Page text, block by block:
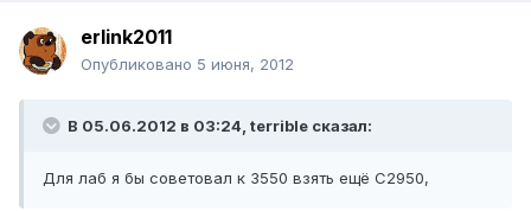
erlink2011
Опубликовано 5 июня, 2012
В 05.06.2012 в 03:24, terrible сказал:
Для лаб я бы советовал к 3550 взять ещё C2950,